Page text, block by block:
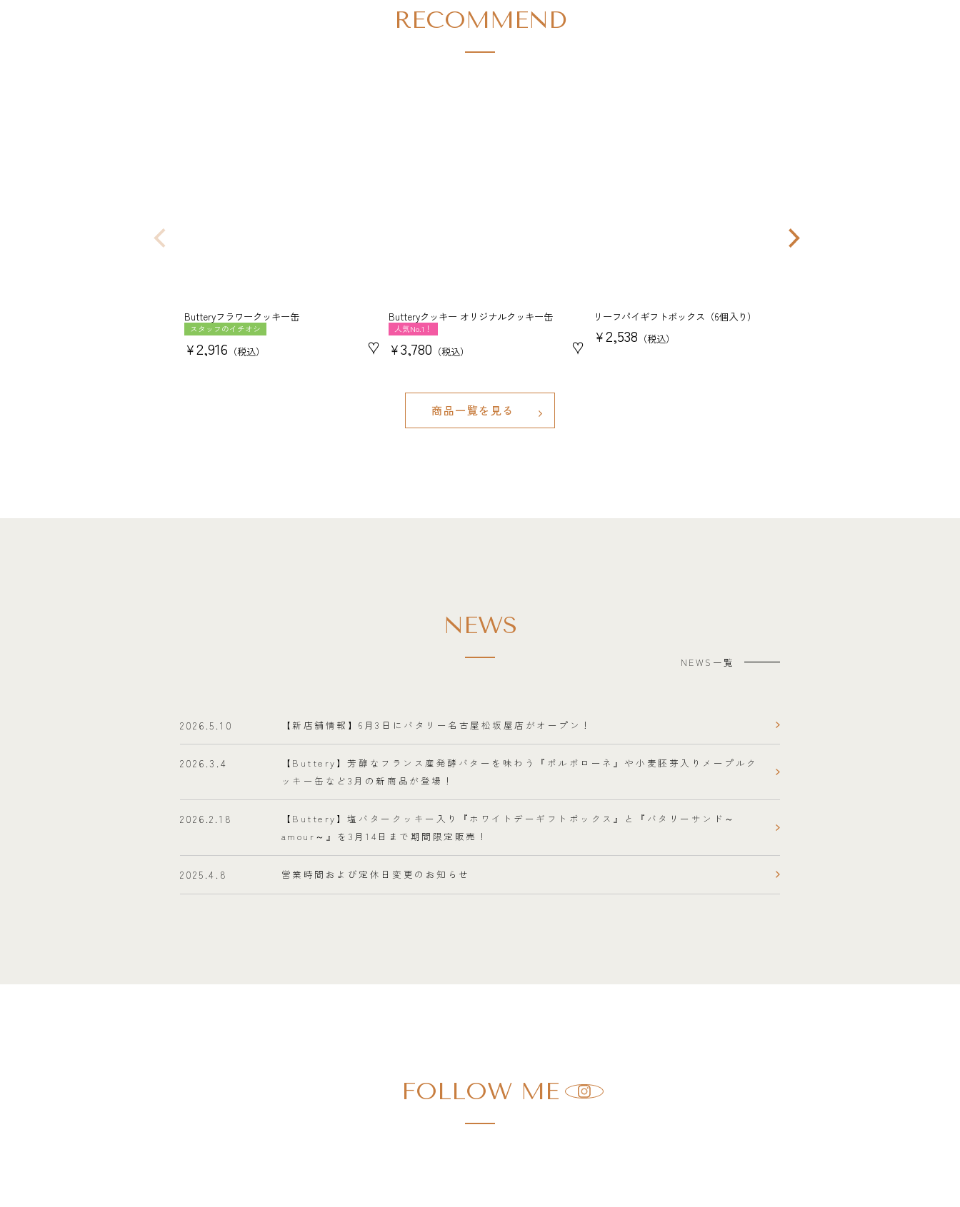
RECOMMEND
Butteryフラワークッキー缶
スタッフのイチオシ
¥2,916 税込 ♥
Butteryクッキー オリジナルクッキー缶
人気No.1！
¥3,780 税込 ♥
リーフパイギフトボックス（6個入り）
¥2,538 税込
商品一覧を見る
NEWS
NEWS一覧
2026.5.10 【新店舗情報】6月3日にバタリー名古屋松坂屋店がオープン！
2026.3.4
【Buttery】芳醇なフランス産発酵バターを味わう『ポルボローネ』や小麦胚芽入りメープルク
ッキー缶など3月の新商品が登場！
2026.2.18
【Buttery】塩バタークッキー入り『ホワイトデーギフトボックス』と『バタリーサンド～
amour～』を3月14日まで期間限定販売！
2025.4.8 営業時間および定休日変更のお知らせ
FOLLOW ME